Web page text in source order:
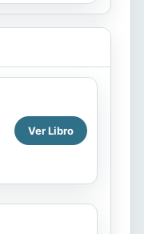
Ver Libro